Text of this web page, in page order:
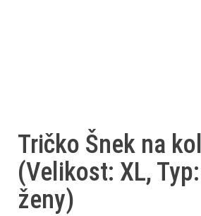
Tričko Šnek na
(Velikost: XL,
ženy)